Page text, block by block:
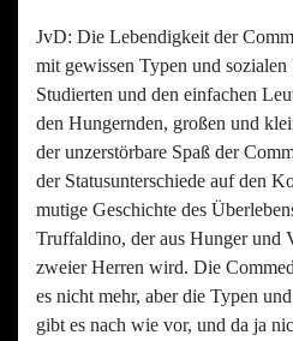
JvD: Die Lebendigkeit der
mit gewissen Typen und sozialen
Studierten und den einfachen
den Hungernden, großen und
der unzerstörbare Spaß der
der Statusunterschiede auf den
mutige Geschichte des
Truffaldino, der aus Hunger und
zweier Herren wird. Die
es nicht mehr, aber die Typen
gibt es nach wie vor, und da ja